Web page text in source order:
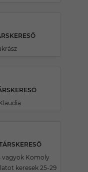
vagyok Komoly
keresek 25-29